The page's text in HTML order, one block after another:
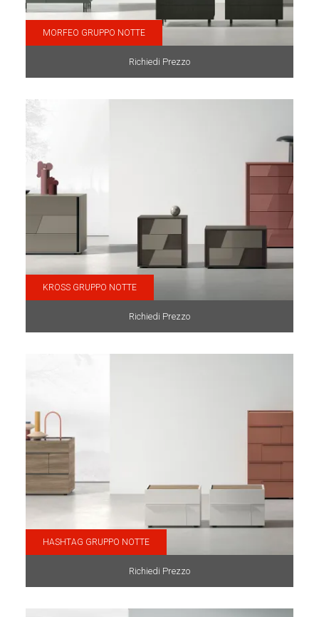
MORFEO GRUPPO NOTTE
Richiedi Prezzo
KROSS GRUPPO NOTTE
Richiedi Prezzo
HASHTAG GRUPPO NOTTE
Richiedi Prezzo